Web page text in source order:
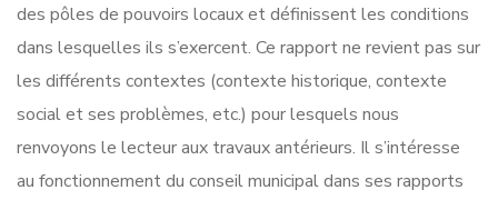
des pôles de pouvoirs locaux et définissent les conditions
dans lesquelles ils s’exercent. Ce rapport ne revient pas sur
les différents contextes (contexte historique, contexte
social et ses problèmes, etc.) pour lesquels nous
renvoyons le lecteur aux travaux antérieurs. Il s’intéresse
au fonctionnement du conseil municipal dans ses rapports